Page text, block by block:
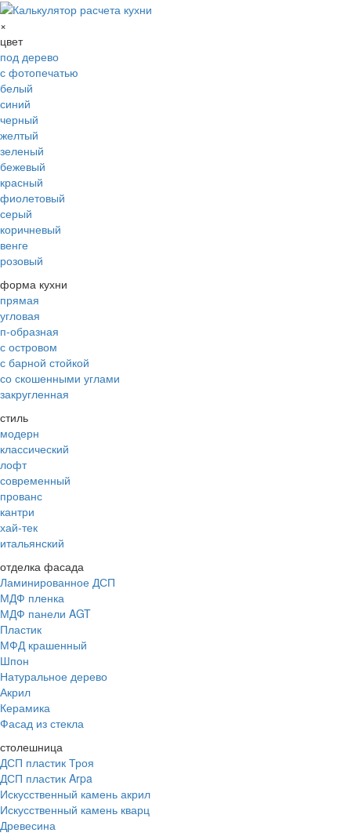
×
цвет
под дерево
с фотопечатью
белый
синий
черный
желтый
зеленый
бежевый
красный
фиолетовый
серый
коричневый
венге
розовый
форма кухни
прямая
угловая
п-образная
с островом
с барной стойкой
со скошенными углами
закругленная
стиль
модерн
классический
лофт
современный
прованс
кантри
хай-тек
итальянский
отделка фасада
Ламинированное ДСП
МДФ пленка
МДФ панели AGT
Пластик
МФД крашенный
Шпон
Натуральное дерево
Акрил
Керамика
Фасад из стекла
столешница
ДСП пластик Троя
ДСП пластик Arpa
Искусственный камень акрил
Искусственный камень кварц
Древесина